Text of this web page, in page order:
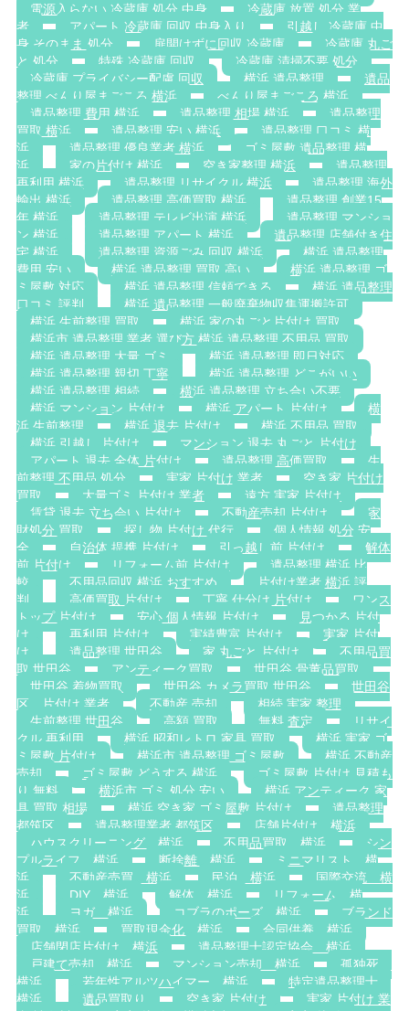
電源入らない 冷蔵庫 処分 中身
冷蔵庫 放置 処分 業
者
アパート 冷蔵庫 回収 中身入り
引越し 冷蔵庫 中
身 そのまま 処分
扉開けずに回収 冷蔵庫
冷蔵庫 丸ご
と 処分
特殊 冷蔵庫 回収
冷蔵庫 清掃不要 処分
冷蔵庫 プライバシー配慮 回収
横浜 遺品整理
遺品
整理 べんり屋まごころ 横浜
べんり屋まごころ 横浜
遺品整理 費用 横浜
遺品整理 相場 横浜
遺品整理
買取 横浜
遺品整理 安い 横浜
遺品整理 口コミ 横
浜
遺品整理 優良業者 横浜
ゴミ屋敷 遺品整理 横
浜
家の片付け 横浜 空き家整理 横浜
遺品整理
再利用 横浜
遺品整理 リサイクル 横浜
遺品整理 海外
輸出 横浜
遺品整理 高価買取 横浜
遺品整理 創業15
年 横浜
遺品整理 テレビ出演 横浜
遺品整理 マンショ
ン 横浜
遺品整理 アパート 横浜
遺品整理 店舗付き住
宅 横浜
遺品整理 資源ごみ 回収 横浜
横浜 遺品整理
費用 安い
横浜 遺品整理 買取 高い
横浜 遺品整理 ゴ
ミ屋敷 対応
横浜 遺品整理 信頼できる
横浜 遺品整理
口コミ 評判
横浜 遺品整理 一般廃棄物収集運搬許可
横浜 生前整理 買取
横浜 家の丸ごと片付け 買取
横浜市 遺品整理 業者 選び方 横浜 遺品整理 不用品 買取
横浜 遺品整理 大量 ゴミ
横浜 遺品整理 即日対応
横浜 遺品整理 親切 丁寧
横浜 遺品整理 どこがいい
横浜 遺品整理 相続
横浜 遺品整理 立ち合い不要
横浜 マンション 片付け
横浜 アパート 片付け
横
浜 生前整理
横浜 退去 片付け
横浜 不用品 買取
横浜 引越し 片付け
マンション 退去 丸ごと 片付け
アパート 退去 全体 片付け
遺品整理 高価買取
生
前整理 不用品 処分
実家 片付け 業者
空き家 片付け
買取
大量ゴミ 片付け 業者
遠方 実家 片付け
賃貸 退去 立ち会い 片付け
不動産売却 片付け
家
財処分 買取
探し物 片付け 代行
個人情報 処分 安
全
自治体 提携 片付け 引っ越し前 片付け
解体
前 片付け
リフォーム前 片付け
遺品整理 横浜 比
較
不用品回収 横浜 おすすめ
片付け業者 横浜 評
判
高価買取 片付け 丁寧 仕分け 片付け
ワンス
トップ 片付け
安心 個人情報 片付け
見つかる 片付
け
再利用 片付け 実績豊富 片付け
実家 片付
け
遺品整理 世田谷 家 丸ごと 片付け
不用品買
取 世田谷
アンティーク買取
世田谷 骨董品買取
世田谷 着物買取
世田谷 カメラ買取 世田谷
世田谷
区 片付け 業者
不動産 売却
相続 実家 整理
生前整理 世田谷
高額 買取 無料 査定
リサイ
クル 再利用
横浜 昭和レトロ 家具 買取
横浜 実家 ゴ
ミ屋敷 片付け
横浜市 遺品整理 ゴミ屋敷
横浜 不動産
売却
ゴミ屋敷 どうする 横浜
ゴミ屋敷 片付け 見積も
り 無料
横浜市 ゴミ 処分 安い
横浜 アンティーク 家
具 買取 相場
横浜 空き家 ゴミ屋敷 片付け
遺品整理
都筑区
遺品整理業者 都筑区
店舗片付け 横浜
ハウスクリーニング 横浜
不用品買取 横浜
シン
プルライフ 横浜
断捨離 横浜
ミニマリスト 横
浜
不動産売買 横浜 民泊 横浜
国際交流 横
浜
DIY 横浜 解体 横浜
リフォーム 横
浜
ヨガ 横浜 コブラのポーズ 横浜
ブランド
買取 横浜
買取現金化 横浜
合同供養 横浜
店舗閉店片付け 横浜
遺品整理士認定協会 横浜
戸建て売却 横浜
マンション売却 横浜
孤独死
横浜
若年性アルツハイマー 横浜
特定遺品整理士
横浜
遺品買取り 空き家 片付け
実家 片付け 業